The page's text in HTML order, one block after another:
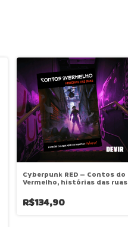
Cyberpunk RED – Contos do
Vermelho, histórias das ruas
R$134,90